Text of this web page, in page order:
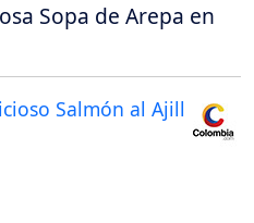
Sopa de Arepa en